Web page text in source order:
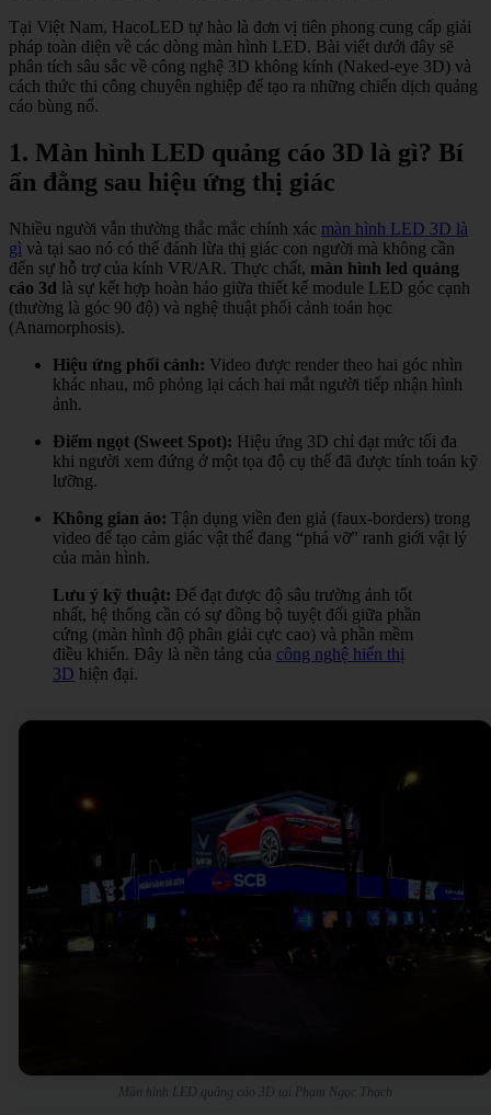
Tại Việt Nam, HacoLED tự hào là đơn vị tiên phong cung cấp giải
pháp toàn diện về các dòng màn hình LED. Bài viết dưới đây sẽ
phân tích sâu sắc về công nghệ 3D không kính (Naked-eye 3D) và
cách thức thi công chuyên nghiệp để tạo ra những chiến dịch quảng
cáo bùng nổ.
1. Màn hình LED quảng cáo 3D là gì? Bí
ẩn đằng sau hiệu ứng thị giác
Nhiều người vẫn thường thắc mắc chính xác màn hình LED 3D là
gì và tại sao nó có thể đánh lừa thị giác con người mà không cần
đến sự hỗ trợ của kính VR/AR. Thực chất, màn hình led quảng
cáo 3d là sự kết hợp hoàn hảo giữa thiết kế module LED góc cạnh
(thường là góc 90 độ) và nghệ thuật phối cảnh toán học
(Anamorphosis).
Hiệu ứng phối cảnh: Video được render theo hai góc nhìn
khác nhau, mô phỏng lại cách hai mắt người tiếp nhận hình
ảnh.
Điểm ngọt (Sweet Spot): Hiệu ứng 3D chỉ đạt mức tối đa
khi người xem đứng ở một tọa độ cụ thể đã được tính toán kỹ
lưỡng.
Không gian ảo: Tận dụng viền đen giả (faux-borders) trong
video để tạo cảm giác vật thể đang “phá vỡ” ranh giới vật lý
của màn hình.
Lưu ý kỹ thuật: Để đạt được độ sâu trường ảnh tốt
nhất, hệ thống cần có sự đồng bộ tuyệt đối giữa phần
cứng (màn hình độ phân giải cực cao) và phần mềm
điều khiển. Đây là nền tảng của công nghệ hiển thị
3D hiện đại.
Màn hình LED quảng cáo 3D tại Phạm Ngọc Thạch